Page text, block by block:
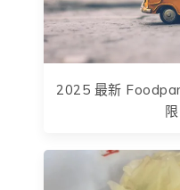
2025 最新